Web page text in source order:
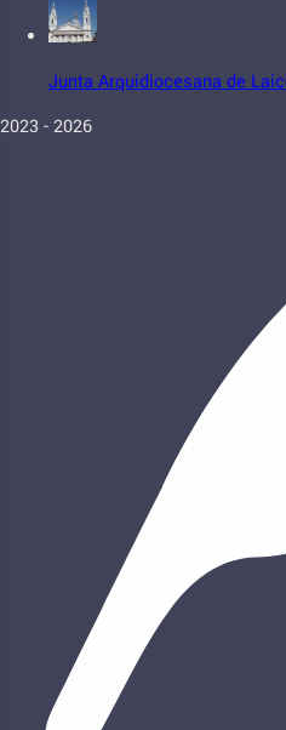
Junta Arquidiocesana de
2023 - 2026